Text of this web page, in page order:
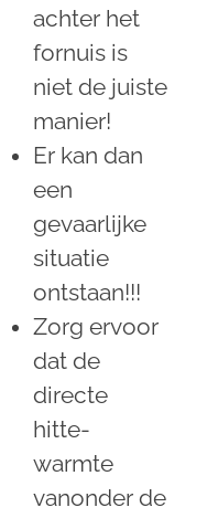
achter het
fornuis is
niet de juiste
manier!
Er kan dan
een
gevaarlijke
situatie
ontstaan!!!
Zorg ervoor
dat de
directe
hitte-
warmte
vanonder de